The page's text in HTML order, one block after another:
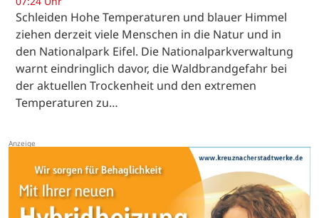
Schleiden Hohe Temperaturen und blauer Himmel
ziehen derzeit viele Menschen in die Natur und in
den Nationalpark Eifel. Die Nationalparkverwaltung
warnt eindringlich davor, die Waldbrandgefahr bei
der aktuellen Trockenheit und den extremen
Temperaturen zu…